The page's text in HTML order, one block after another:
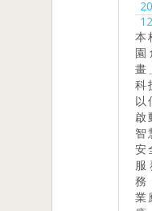
本
畫
科
以
啟
智
安
務
業